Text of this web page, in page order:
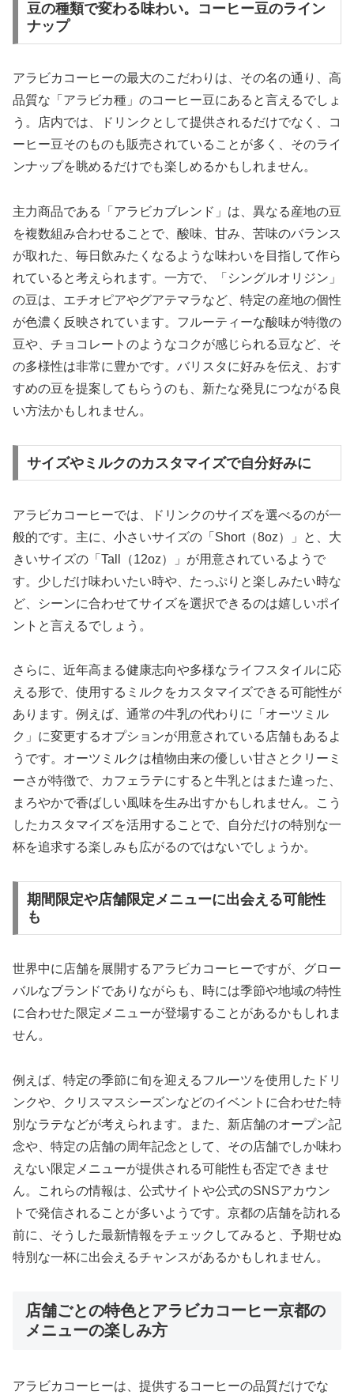
豆の種類で変わる味わい。コーヒー豆のライン
ナップ
アラビカコーヒーの最大のこだわりは、その名の通り、高
品質な「アラビカ種」のコーヒー豆にあると言えるでしょ
う。店内では、ドリンクとして提供されるだけでなく、コ
ーヒー豆そのものも販売されていることが多く、そのライ
ンナップを眺めるだけでも楽しめるかもしれません。
主力商品である「アラビカブレンド」は、異なる産地の豆
を複数組み合わせることで、酸味、甘み、苦味のバランス
が取れた、毎日飲みたくなるような味わいを目指して作ら
れていると考えられます。一方で、「シングルオリジン」
の豆は、エチオピアやグアテマラなど、特定の産地の個性
が色濃く反映されています。フルーティーな酸味が特徴の
豆や、チョコレートのようなコクが感じられる豆など、そ
の多様性は非常に豊かです。バリスタに好みを伝え、おす
すめの豆を提案してもらうのも、新たな発見につながる良
い方法かもしれません。
サイズやミルクのカスタマイズで自分好みに
アラビカコーヒーでは、ドリンクのサイズを選べるのが一
般的です。主に、小さいサイズの「Short（8oz）」と、大
きいサイズの「Tall（12oz）」が用意されているようで
す。少しだけ味わいたい時や、たっぷりと楽しみたい時な
ど、シーンに合わせてサイズを選択できるのは嬉しいポイ
ントと言えるでしょう。
さらに、近年高まる健康志向や多様なライフスタイルに応
える形で、使用するミルクをカスタマイズできる可能性が
あります。例えば、通常の牛乳の代わりに「オーツミル
ク」に変更するオプションが用意されている店舗もあるよ
うです。オーツミルクは植物由来の優しい甘さとクリーミ
ーさが特徴で、カフェラテにすると牛乳とはまた違った、
まろやかで香ばしい風味を生み出すかもしれません。こう
したカスタマイズを活用することで、自分だけの特別な一
杯を追求する楽しみも広がるのではないでしょうか。
期間限定や店舗限定メニューに出会える可能性
も
世界中に店舗を展開するアラビカコーヒーですが、グロー
バルなブランドでありながらも、時には季節や地域の特性
に合わせた限定メニューが登場することがあるかもしれま
せん。
例えば、特定の季節に旬を迎えるフルーツを使用したドリ
ンクや、クリスマスシーズンなどのイベントに合わせた特
別なラテなどが考えられます。また、新店舗のオープン記
念や、特定の店舗の周年記念として、その店舗でしか味わ
えない限定メニューが提供される可能性も否定できませ
ん。これらの情報は、公式サイトや公式のSNSアカウン
トで発信されることが多いようです。京都の店舗を訪れる
前に、そうした最新情報をチェックしてみると、予期せぬ
特別な一杯に出会えるチャンスがあるかもしれません。
店舗ごとの特色とアラビカコーヒー京都の
メニューの楽しみ方
アラビカコーヒーは、提供するコーヒーの品質だけでな